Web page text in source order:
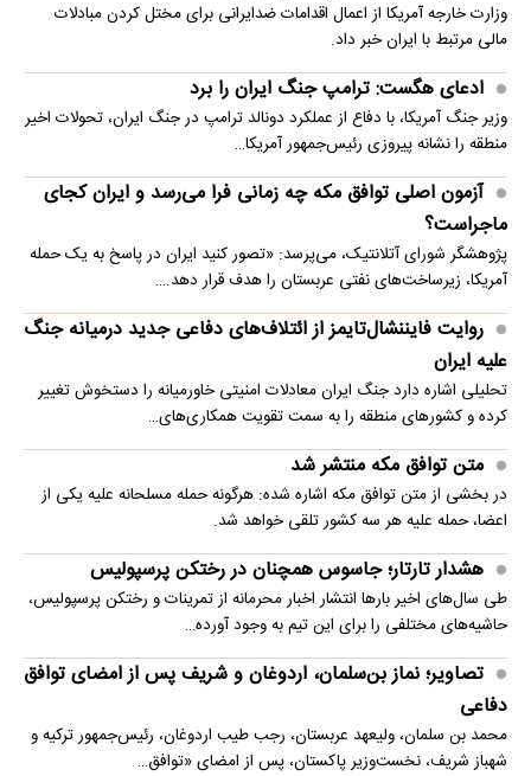
وزارت خارجه آمریکا از اعمال اقدامات ضدایرانی برای مختل کردن مبادلات
مالی مرتبط با ایران خبر داد.
ادعای هگست: ترامپ جنگ ایران را برد
وزیر جنگ آمریکا، با دفاع از عملکرد دونالد ترامپ در جنگ ایران، تحولات اخیر
منطقه را نشانه پیروزی رئیس‌جمهور آمریکا…
آزمون اصلی توافق مکه چه زمانی فرا می‌رسد و ایران کجای
ماجراست؟
پژوهشگر شورای آتلانتیک، می‌پرسد: «تصور کنید ایران در پاسخ به یک حمله
آمریکا، زیرساخت‌های نفتی عربستان را هدف قرار دهد.…
روایت فایننشال‌تایمز از ائتلاف‌های دفاعی جدید درمیانه جنگ
علیه ایران
تحلیلی اشاره دارد جنگ ایران معادلات امنیتی خاورمیانه را دستخوش تغییر
کرده و کشورهای منطقه را به سمت تقویت همکاری‌های…
متن توافق مکه منتشر شد
در بخشی از متن توافق مکه اشاره شده: هرگونه حمله مسلحانه علیه یکی از
اعضا، حمله علیه هر سه کشور تلقی خواهد شد.
هشدار تارتار؛ جاسوس همچنان در رختکن پرسپولیس
طی سال‌های اخیر بارها انتشار اخبار محرمانه از تمرینات و رختکن پرسپولیس،
حاشیه‌های مختلفی را برای این تیم به وجود آورده…
تصاویر؛ نماز بن‌سلمان، اردوغان و شریف پس از امضای توافق
دفاعی
محمد بن سلمان، ولیعهد عربستان، رجب طیب اردوغان، رئیس‌جمهور ترکیه و
شهباز شریف، نخست‌وزیر پاکستان، پس از امضای «توافق…